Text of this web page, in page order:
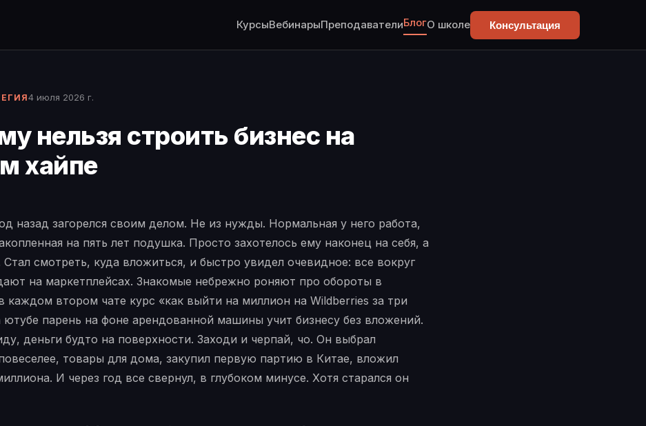
КурсыВебинарыПреподавателиБлогО школе Консультация
4 июля 2026 г.
нельзя строить бизнес на
хайпе
назад загорелся своим делом. Не из нужды. Нормальная у него работа,
на пять лет подушка. Просто захотелось ему наконец на себя, а
смотреть, куда вложиться, и быстро увидел очевидное: все вокруг
на маркетплейсах. Знакомые небрежно роняют про обороты в
каждом втором чате курс «как выйти на миллион на Wildberries за три
ютубе парень на фоне арендованной машины учит бизнесу без вложений.
деньги будто на поверхности. Заходи и черпай, чо. Он выбрал
товары для дома, закупил первую партию в Китае, вложил
И через год все свернул, в глубоком минусе. Хотя старался он